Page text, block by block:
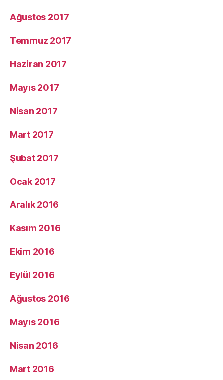
Ağustos 2017
Temmuz 2017
Haziran 2017
Mayıs 2017
Nisan 2017
Mart 2017
Şubat 2017
Ocak 2017
Aralık 2016
Kasım 2016
Ekim 2016
Eylül 2016
Ağustos 2016
Mayıs 2016
Nisan 2016
Mart 2016